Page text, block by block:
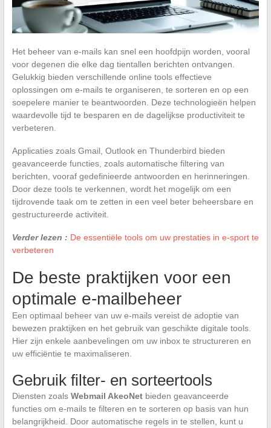
Het beheer van e-mails kan snel een hoofdpijn worden, vooral
voor degenen die elke dag tientallen berichten ontvangen.
Gelukkig bieden verschillende online tools effectieve
oplossingen om e-mails te organiseren, te sorteren en op een
soepelere manier te beantwoorden. Deze technologieën helpen
waardevolle tijd te besparen en de dagelijkse productiviteit te
verbeteren.
Applicaties zoals Gmail, Outlook en Thunderbird bieden
geavanceerde functies, zoals automatische filtering van
berichten, vooraf gedefinieerde antwoorden en herinneringen.
Door deze tools te verkennen, wordt het mogelijk om een
tijdrovende taak om te zetten in een veel beter beheersbare en
gestructureerde activiteit.
Verder lezen : De essentiële tools om uw prestaties in e-sport te
verbeteren
De beste praktijken voor een
optimale e-mailbeheer
Een optimaal beheer van uw e-mails vereist de adoptie van
bewezen praktijken en het gebruik van geschikte digitale tools.
Hier zijn enkele aanbevelingen om uw inbox te structureren en
uw efficiëntie te maximaliseren.
Gebruik filter- en sorteertools
Diensten zoals Webmail AkeoNetbieden geavanceerde
functies om e-mails te filteren en te sorteren op basis van hun
belangrijkheid. Door automatische regels in te stellen, kunt u